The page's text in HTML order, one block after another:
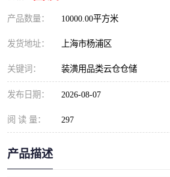
产品数量： 10000.00平方米
发货地址： 上海市杨浦区
关键词： 装潢用品类云仓仓储
发布日期： 2026-08-07
阅 读 量： 297
产品描述